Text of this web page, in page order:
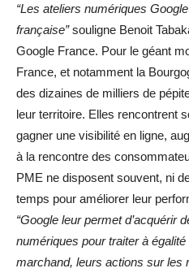
“Les ateliers numériques
française”souligne Benoit
Google France. Pour le géant
France, et notamment la
des dizaines de milliers de
leur territoire. Elles rencontrent
gagner une visibilité en ligne,
à la rencontre des
PME ne disposent souvent, ni
temps pour améliorer leur
“Google leur permet d’acquérir
numériques pour traiter à
marchand, leurs actions sur les